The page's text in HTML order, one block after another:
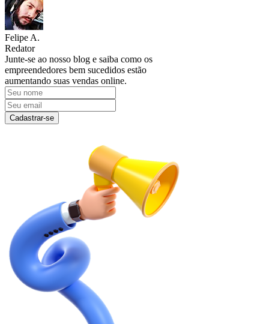
Felipe A.
Redator
Junte-se ao nosso blog e saiba como os
empreendedores bem sucedidos estão
aumentando suas vendas online.
Cadastrar-se